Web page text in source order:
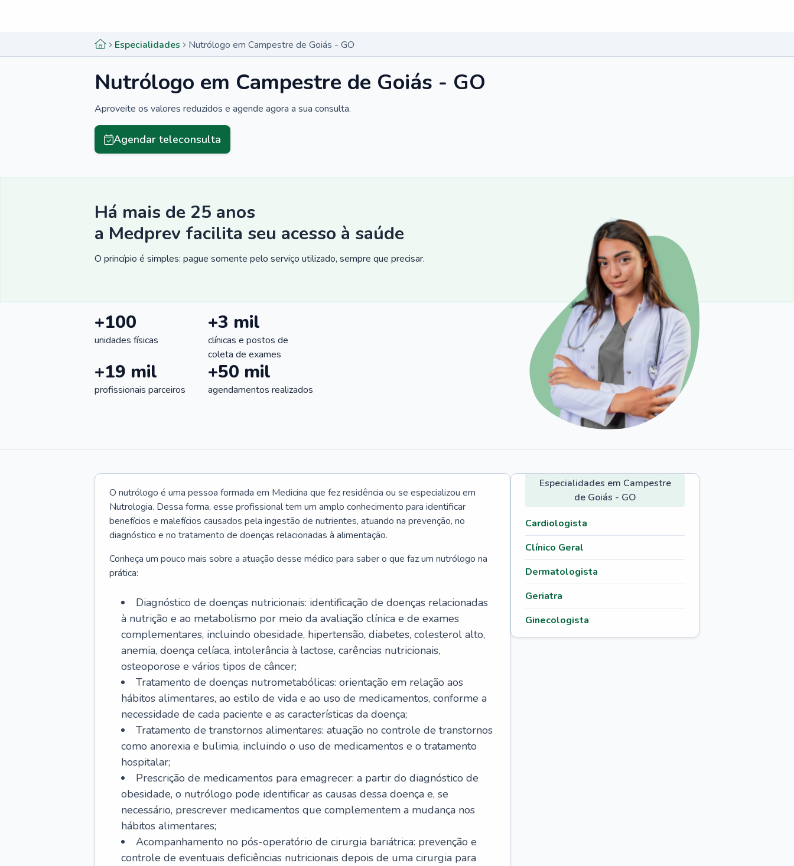
Especialidades Nutrólogo em Campestre de Goiás - GO
Nutrólogo em Campestre de Goiás - GO
Aproveite os valores reduzidos e agende agora a sua consulta.
Agendar teleconsulta
Há mais de 25 anos
a Medprev facilita seu acesso à saúde
O princípio é simples: pague somente pelo serviço utilizado, sempre que precisar.
+100
unidades físicas
+3 mil
clínicas e postos de
coleta de exames
+19 mil
profissionais parceiros
+50 mil
agendamentos realizados
O nutrólogo é uma pessoa formada em Medicina que fez residência ou se especializou em
Nutrologia. Dessa forma, esse profissional tem um amplo conhecimento para identificar
benefícios e malefícios causados pela ingestão de nutrientes, atuando na prevenção, no
diagnóstico e no tratamento de doenças relacionadas à alimentação.
Conheça um pouco mais sobre a atuação desse médico para saber o que faz um nutrólogo na
prática:
Diagnóstico de doenças nutricionais: identificação de doenças relacionadas
à nutrição e ao metabolismo por meio da avaliação clínica e de exames
complementares, incluindo obesidade, hipertensão, diabetes, colesterol alto,
anemia, doença celíaca, intolerância à lactose, carências nutricionais,
osteoporose e vários tipos de câncer;
Tratamento de doenças nutrometabólicas: orientação em relação aos
hábitos alimentares, ao estilo de vida e ao uso de medicamentos, conforme a
necessidade de cada paciente e as características da doença;
Tratamento de transtornos alimentares: atuação no controle de transtornos
como anorexia e bulimia, incluindo o uso de medicamentos e o tratamento
hospitalar;
Prescrição de medicamentos para emagrecer: a partir do diagnóstico de
obesidade, o nutrólogo pode identificar as causas dessa doença e, se
necessário, prescrever medicamentos que complementem a mudança nos
hábitos alimentares;
Acompanhamento no pós-operatório de cirurgia bariátrica: prevenção e
controle de eventuais deficiências nutricionais depois de uma cirurgia para
Especialidades em Campestre
de Goiás - GO
Cardiologista
Clínico Geral
Dermatologista
Geriatra
Ginecologista